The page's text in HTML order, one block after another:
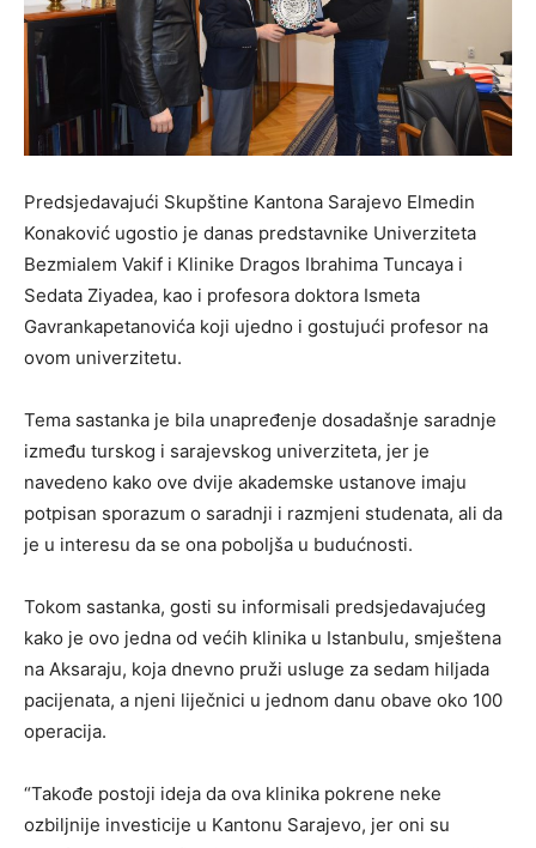
Predsjedavajući Skupštine Kantona Sarajevo Elmedin
Konaković ugostio je danas predstavnike Univerziteta
Bezmialem Vakif i Klinike Dragos Ibrahima Tuncaya i
Sedata Ziyadea, kao i profesora doktora Ismeta
Gavrankapetanovića koji ujedno i gostujući profesor na
ovom univerzitetu.
Tema sastanka je bila unapređenje dosadašnje saradnje
između turskog i sarajevskog univerziteta, jer je
navedeno kako ove dvije akademske ustanove imaju
potpisan sporazum o saradnji i razmjeni studenata, ali da
je u interesu da se ona poboljša u budućnosti.
Tokom sastanka, gosti su informisali predsjedavajućeg
kako je ovo jedna od većih klinika u Istanbulu, smještena
na Aksaraju, koja dnevno pruži usluge za sedam hiljada
pacijenata, a njeni liječnici u jednom danu obave oko 100
operacija.
“Takođe postoji ideja da ova klinika pokrene neke
ozbiljnije investicije u Kantonu Sarajevo, jer oni su